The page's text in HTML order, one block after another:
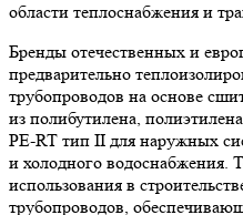
области теплоснабжения и
Бренды отечественных и
предварительно
трубопроводов на основе
из полибутилена,
PE-RT тип II для наружных
и холодного водоснабжения.
использования в
трубопроводов,